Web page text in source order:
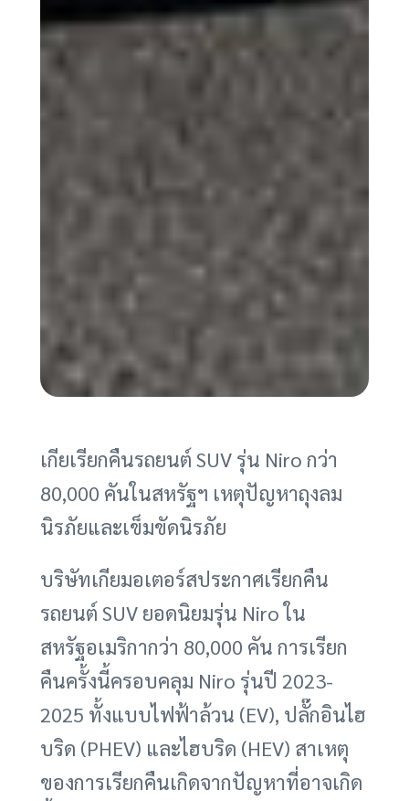
เกียเรียกคืนรถยนต์ SUV รุ่น Niro กว่า
80,000 คันในสหรัฐฯ เหตุปัญหาถุงลม
นิรภัยและเข็มขัดนิรภัย
บริษัทเกียมอเตอร์สประกาศเรียกคืน
รถยนต์ SUV ยอดนิยมรุ่น Niro ใน
สหรัฐอเมริกากว่า 80,000 คัน การเรียก
คืนครั้งนี้ครอบคลุม Niro รุ่นปี 2023-
2025 ทั้งแบบไฟฟ้าล้วน (EV), ปลั๊กอินไฮ
บริด (PHEV) และไฮบริด (HEV) สาเหตุ
ของการเรียกคืนเกิดจากปัญหาที่อาจเกิด